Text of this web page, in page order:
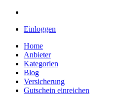
Einloggen
Home
Anbieter
Kategorien
Blog
Versicherung
Gutschein einreichen